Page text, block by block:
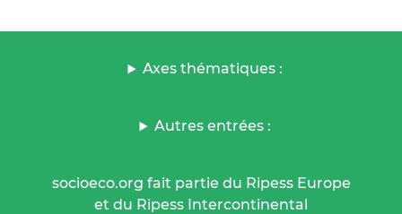
Axes thématiques :
Autres entrées :
socioeco.org fait partie du Ripess Europe
et du Ripess Intercontinental